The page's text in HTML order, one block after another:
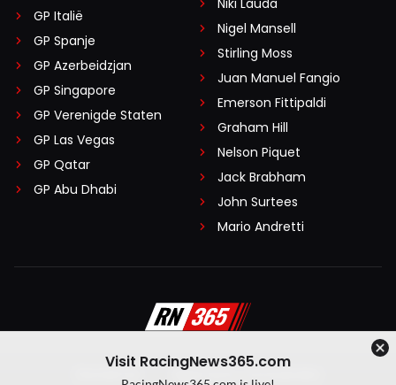
GP Italië
GP Spanje
GP Azerbeidzjan
GP Singapore
GP Verenigde Staten
GP Las Vegas
GP Qatar
GP Abu Dhabi
Niki Lauda
Nigel Mansell
Stirling Moss
Juan Manuel Fangio
Emerson Fittipaldi
Graham Hill
Nelson Piquet
Jack Brabham
John Surtees
Mario Andretti
Algemene voorwaarden
Visit RacingNews365.com